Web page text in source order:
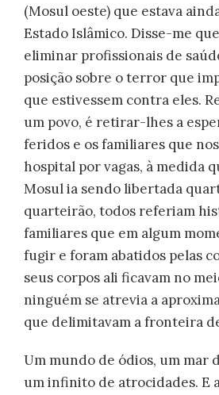
(Mosul oeste) que estava
Estado Islâmico. Disse-me
eliminar profissionais de
posição sobre o terror que
que estivessem contra eles.
um povo, é retirar-lhes a
feridos e os familiares que
hospital por vagas, à medida
Mosul ia sendo libertada
quarteirão, todos referiam
familiares que em algum
fugir e foram abatidos pelas
seus corpos ali ficavam no
ninguém se atrevia a
que delimitavam a fronteira
Um mundo de ódios, um mar
um infinito de atrocidades. E